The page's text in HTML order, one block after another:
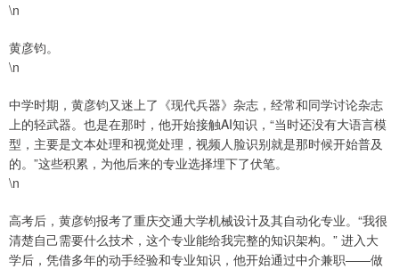
\n
黄彦钧。
\n
中学时期，黄彦钧又迷上了《现代兵器》杂志，经常和同学讨论杂志
上的轻武器。也是在那时，他开始接触AI知识，“当时还没有大语言模
型，主要是文本处理和视觉处理，视频人脸识别就是那时候开始普及
的。”这些积累，为他后来的专业选择埋下了伏笔。
\n
高考后，黄彦钧报考了重庆交通大学机械设计及其自动化专业。“我很
清楚自己需要什么技术，这个专业能给我完整的知识架构。” 进入大
学后，凭借多年的动手经验和专业知识，他开始通过中介兼职——做